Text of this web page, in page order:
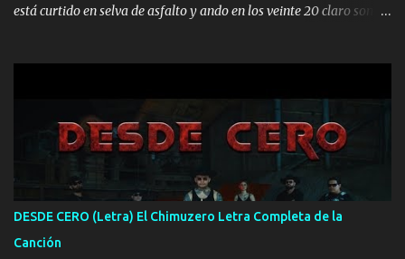
está curtido en selva de asfalto y ando en los veinte 20 claro son
pa más pues hay charola les voy a dar hasta topar pues no hay de
otra Música Surcando bien mi camino voy por mi línea no veo a
los lados aquel que no corre vuela no se me duerm voy chicoteado
Ya pasé varias hazañas ya tienen rato que me agarran el colmillo
de este León los estatales no sé esperaron Al tiro esta la PrimiZa
también la nueve que cargo al lado doy la mano al que su amigo y
al traicionero damos pa abajo Y No me paran aquí hay pa más
pues hay charola les voy a dar hasta topar pues no hay de otra...
DESDE CERO (Letra) El Chimuzero Letra Completa de la
Canción